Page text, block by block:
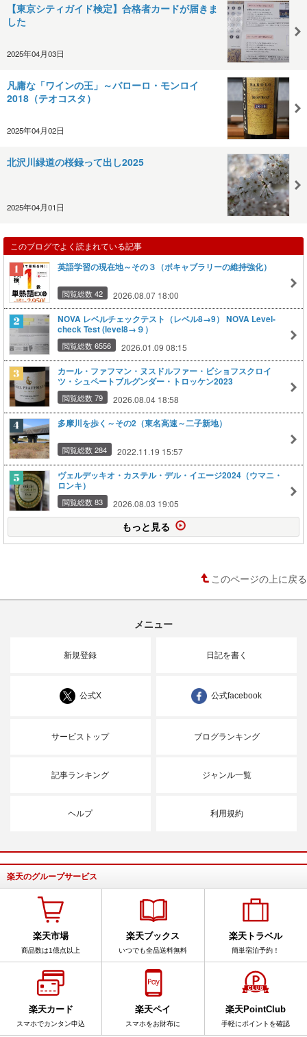
【東京シティガイド検定】合格者カードが届きま
した
2025年04月03日
凡庸な「ワインの王」～バローロ・モンロイ
2018（テオコスタ）
2025年04月02日
北沢川緑道の桜録って出し2025
2025年04月01日
このブログでよく読まれている記事
英語学習の現在地～その３（ボキャブラリーの維持強化）
閲覧総数 42 2026.08.07 18:00
NOVA レベルチェックテスト（レベル8→9） NOVA Level-
check Test (level8→９）
閲覧総数 6556 2026.01.09 08:15
カール・ファフマン・ヌスドルファー・ビショフスクロイ
ツ・シュペートブルグンダー・トロッケン2023
閲覧総数 79 2026.08.04 18:58
多摩川を歩く～その2（東名高速～二子新地）
閲覧総数 284 2022.11.19 15:57
ヴェルデッキオ・カステル・デル・イエージ2024（ウマニ・
ロンキ）
閲覧総数 83 2026.08.03 19:05
もっと見る
このページの上に戻る
メニュー
新規登録 日記を書く
公式X 公式facebook
サービストップ ブログランキング
記事ランキング ジャンル一覧
ヘルプ 利用規約
楽天のグループサービス
楽天市場
商品数は1億点以上
楽天ブックス
いつでも全品送料無料
楽天トラベル
簡単宿泊予約！
楽天カード
スマホでカンタン申込
楽天ペイ
スマホをお財布に
楽天PointClub
手軽にポイントを確認